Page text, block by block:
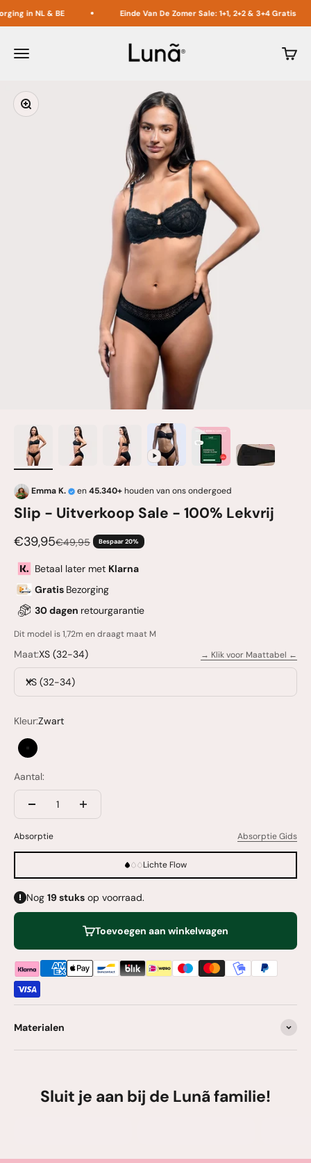
in NL & BE Einde Van De Zomer Sale: 1+1, 2+2 & 3+4 Gratis
Menu
Lunã
In-/uitzoomen
Emma K. en45.340+houden van ons ondergoed
Slip - Uitverkoop Sale - 100% Lekvrij
Aanbiedingsprijs
€39,95Normale prijs
€49,95 Bespaar 20%
Betaal later met Klarna
Gratis Bezorging
30 dagen retourgarantie
Dit model is 1,72m en draagt maat M
Maat:XS (32-34) → Klik voor Maattabel ←
XS (32-34)
Kleur:Zwart
Zwart
Aantal:
Absorptie Absorptie Gids
Lichte Flow
Nog 19stuks op voorraad.
Toevoegen aan winkelwagen
Materialen
Sluit je aan bij de Lunã familie!